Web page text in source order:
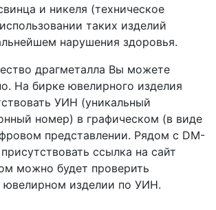
и никеля (техническое
таких изделий
нарушения здоровья.
драгметалла Вы можете
На бирке ювелирного изделия
УИН (уникальный
номер) в графическом (в виде
представлении. Рядом с DM-
ссылка на сайт
можно будет проверить
изделии по УИН.